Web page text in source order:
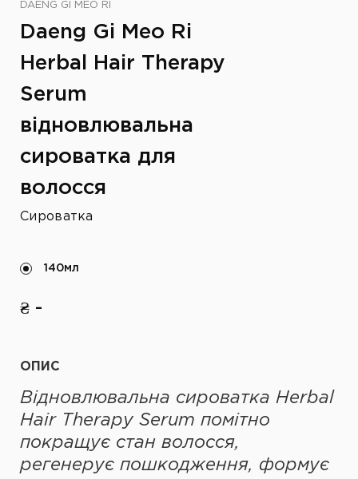
DAENG GI MEO RI
Daeng Gi Meo Ri
Herbal Hair Therapy
Serum
відновлювальна
сироватка для
волосся
Сироватка
140мл
₴ -
ОПИС
Відновлювальна сироватка Herbal
Hair Therapy Serum помітно
покращує стан волосся,
регенерує пошкодження, формує